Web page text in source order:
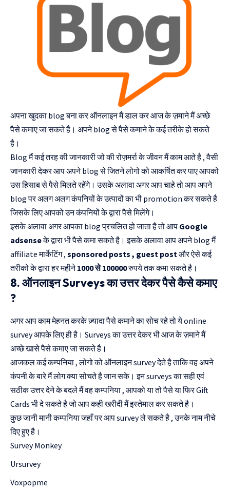
अपना खुदका blog बना कर ऑनलाइन मैं डाल कर आज के ज़माने मैं अच्छे
पैसे कमाए जा सकते है। अपने blog से पैसे कमाने के कई तरीके हो सकते
है।
Blog मैं कई तरह की जानकारी जो की रोज़मर्रा के जीवन मैं काम आते है , वैसी
जानकारी देकर आप अपने blog से जितने लोगो को आकर्षित कर पाए आपको
उस हिसाब से पैसे मिलते रहेंगे। उसके अलावा अगर आप चाहे तो आप अपने
blog पर अलग अलग कंपनियों के उत्पादों का भी promotion कर सकते है
जिसके लिए आपको उन कंपनियों के द्वारा पैसे मिलेंगे।
इसके अलावा अगर आपका blog प्रचलित हो जाता है तो आप Google
adsenseके द्वारा भी पैसे कमा सकते है। इसके अलावा आप अपने blog मैं
affiliate मार्केटिंग , sponsored posts , guest postऔर ऐसे कई
तरीको के द्वारा हर महीने1000 से 100000रुपये तक कमा सकते है।
8. ऑनलाइन Surveys का उत्तर देकर पैसे कैसे कमाए
?
अगर आप काम मेहनत करके ज़्यादा पैसे कमाने का सोच रहे तो ये online
survey आपके लिए ही है। Surveys का उत्तर देकर भी आज के ज़माने मैं
अच्छे खासे पैसे कमाए जा सकते है।
आजकल कई कम्पनिया , लोगो को ऑनलाइन survey देते है ताकि वह अपने
कंपनी के बारे मैं लोग क्या सोचते है जान सके। इन surveys का सही एवं
सठीक उत्तर देने के बदले मैं वह कम्पनिया , आपको या तो पैसे या फिर Gift
Cards भी दे सकते है जो आप कही खरीदी मैं इस्तेमाल कर सकते है।
कुछ जानी मानी कम्पनिया जहाँ पर आप survey ले सकते है , उनके नाम नीचे
दिए हुए है।
Survey Monkey
Ursurvey
Voxpopme